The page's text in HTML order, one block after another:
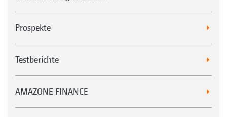
Prospekte
Testberichte
AMAZONE FINANCE